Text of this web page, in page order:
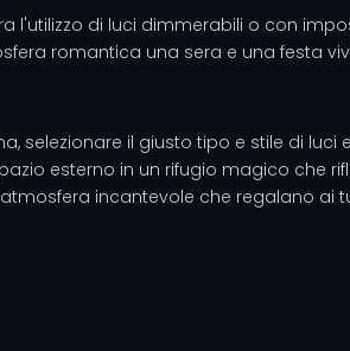
l'utilizzo di luci dimmerabili o con
romantica una sera e una festa
selezionare il giusto tipo e stile di luci
esterno in un rifugio magico che
incantevole che regalano ai